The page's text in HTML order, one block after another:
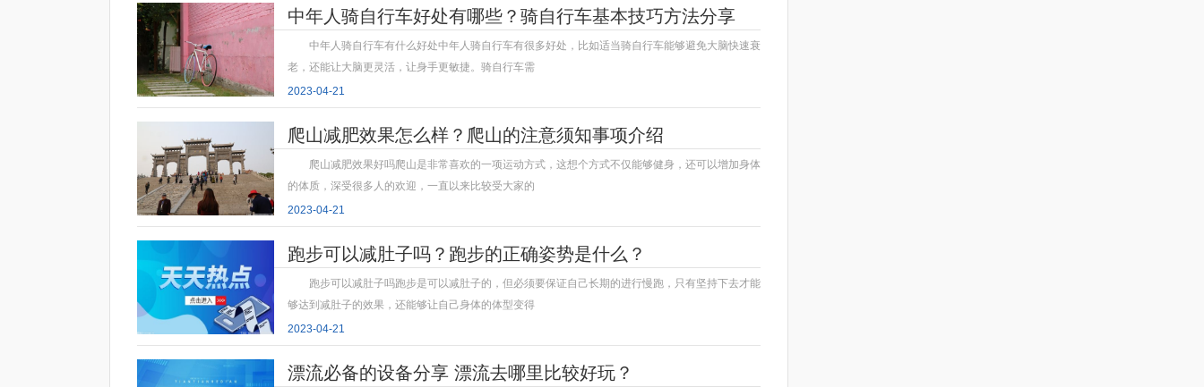
中年人骑自行车好处有哪些？骑自行车基本技巧方法分享
中年人骑自行车有什么好处中年人骑自行车有很多好处，比如适当骑自行车能够避免大脑快速衰
老，还能让大脑更灵活，让身手更敏捷。骑自行车需
2023-04-21
爬山减肥效果怎么样？爬山的注意须知事项介绍
爬山减肥效果好吗爬山是非常喜欢的一项运动方式，这想个方式不仅能够健身，还可以增加身体
的体质，深受很多人的欢迎，一直以来比较受大家的
2023-04-21
跑步可以减肚子吗？跑步的正确姿势是什么？
跑步可以减肚子吗跑步是可以减肚子的，但必须要保证自己长期的进行慢跑，只有坚持下去才能
够达到减肚子的效果，还能够让自己身体的体型变得
2023-04-21
漂流必备的设备分享 漂流去哪里比较好玩？